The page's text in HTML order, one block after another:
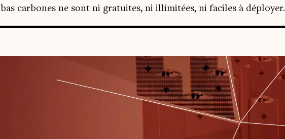
bas carbones ne sont ni gratuites, ni illimitées, ni faciles à déployer.